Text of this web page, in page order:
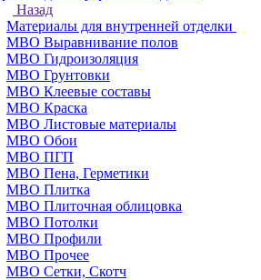
Назад
Материалы для внутренней отделки
МВО Выравнивание полов
МВО Гидроизоляция
МВО Грунтовки
МВО Клеевые составы
МВО Краска
МВО Листовые материалы
МВО Обои
МВО ПГП
МВО Пена, Герметики
МВО Плитка
МВО Плиточная облицовка
МВО Потолки
МВО Профили
МВО Прочее
МВО Сетки, Скотч